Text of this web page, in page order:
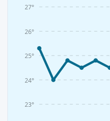
23°
24°
25°
26°
27°